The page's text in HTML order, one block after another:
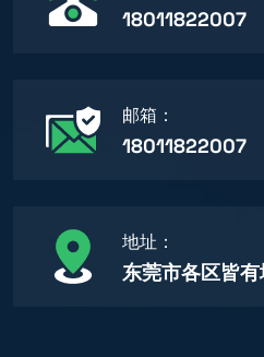
18011822007
邮箱：
18011822007
地址：
东莞市各区皆